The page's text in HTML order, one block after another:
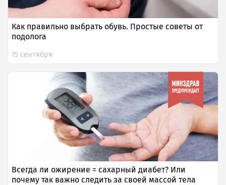
Как правильно выбрать обувь. Простые советы от
подолога
15 сентября
Всегда ли ожирение = сахарный диабет? Или
почему так важно следить за своей массой тела